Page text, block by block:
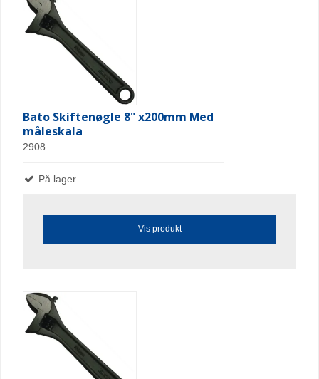
Bato Skiftenøgle 8" x200mm Med
måleskala
2908
På lager
Vis produkt